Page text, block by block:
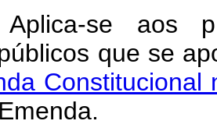
se aos
que se
Constitucional